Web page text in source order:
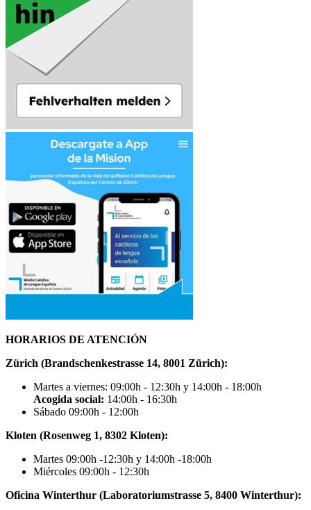
HORARIOS DE ATENCIÓN
Zürich (Brandschenkestrasse 14, 8001 Zürich):
Martes a viernes: 09:00h - 12:30h y 14:00h - 18:00h
Acogida social: 14:00h - 16:30h
Sábado 09:00h - 12:00h
Kloten (Rosenweg 1, 8302 Kloten):
Martes 09:00h -12:30h y 14:00h -18:00h
Miércoles 09:00h - 12:30h
Oficina Winterthur (Laboratoriumstrasse 5, 8400 Winterthur):